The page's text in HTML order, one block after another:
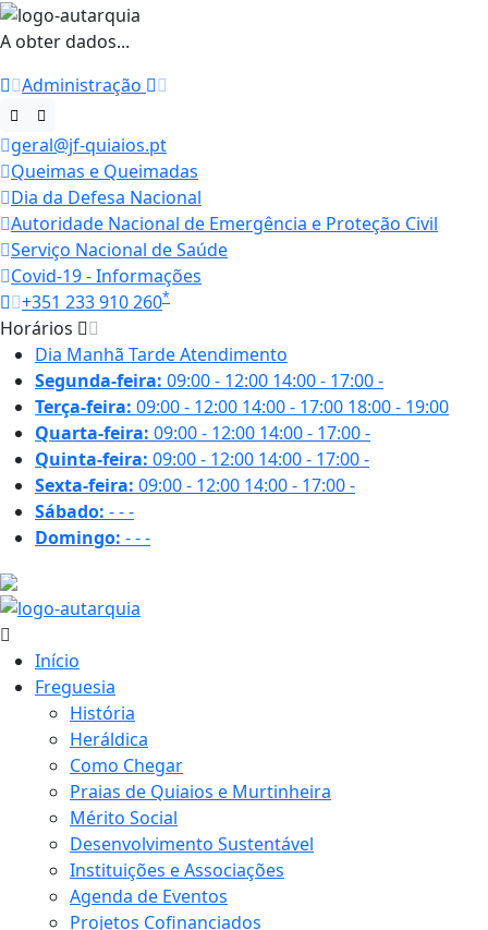
A obter dados...
Administração
geral@jf-quiaios.pt
Queimas e Queimadas
Dia da Defesa Nacional
Autoridade Nacional de Emergência e Proteção Civil
Serviço Nacional de Saúde
Covid-19 - Informações
+351 233 910 260*
Horários
Dia Manhã TardeAtendimento
Segunda-feira: 09:00 - 12:00 14:00 - 17:00-
Terça-feira: 09:00 - 12:00 14:00 - 17:00 18:00 - 19:00
Quarta-feira: 09:00 - 12:00 14:00 - 17:00-
Quinta-feira: 09:00 - 12:00 14:00 - 17:00-
Sexta-feira: 09:00 - 12:00 14:00 - 17:00-
Sábado: ---
Domingo: ---
Início
Freguesia
História
Heráldica
Como Chegar
Praias de Quiaios e Murtinheira
Mérito Social
Desenvolvimento Sustentável
Instituições e Associações
Agenda de Eventos
Projetos Cofinanciados